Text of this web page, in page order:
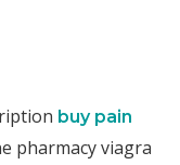
buy pain
pharmacy viagra